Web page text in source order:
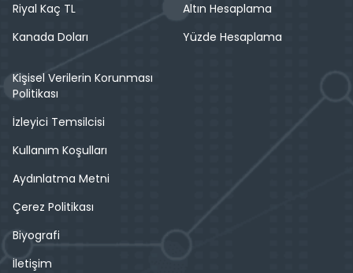
Riyal Kaç TL
Kanada Doları
Altın Hesaplama
Yüzde Hesaplama
Kişisel Verilerin Korunması
Politikası
İzleyici Temsilcisi
Kullanım Koşulları
Aydınlatma Metni
Çerez Politikası
Biyografi
İletişim